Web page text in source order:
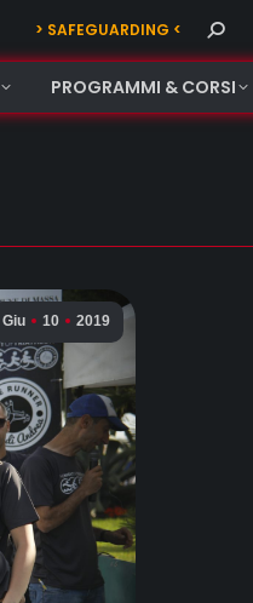
> SAFEGUARDING < Search:
PROGRAMMI & CORSI
Giu 10 2019